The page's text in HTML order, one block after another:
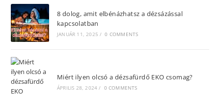
8 dolog, amit elbénázhatsz a dézsázással
kapcsolatban
JANUÁR 11, 2025 / 0 COMMENTS
Miért ilyen olcsó a dézsafürdő EKO csomag?
ÁPRILIS 28, 2024 / 0 COMMENTS